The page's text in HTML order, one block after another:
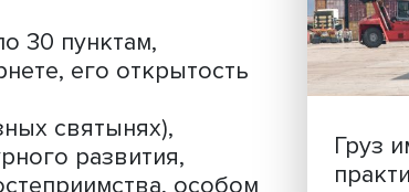
эксперты назвали
творческая активность
позволила создать
ежегодный прирост